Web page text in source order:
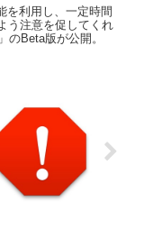
を利用し、一定時間
う注意を促してくれ
のBeta版が公開。